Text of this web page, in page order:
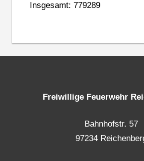
Insgesamt: 779289
Freiwillige Feuerwehr
Bahnhofstr. 57
97234